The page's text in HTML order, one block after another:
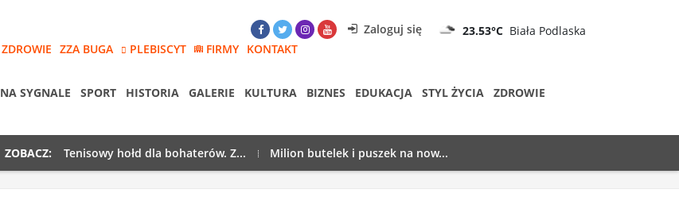
Zaloguj się 23.53°C Biała Podlaska
ZDROWIE ZZA BUGA PLEBISCYT FIRMY KONTAKT
NA SYGNALE SPORT HISTORIA GALERIE KULTURA BIZNES EDUKACJA STYL ŻYCIA
ZDROWIE
ZOBACZ: Tenisowy hołd dla bohaterów. Z...
Milion butelek i puszek na now...